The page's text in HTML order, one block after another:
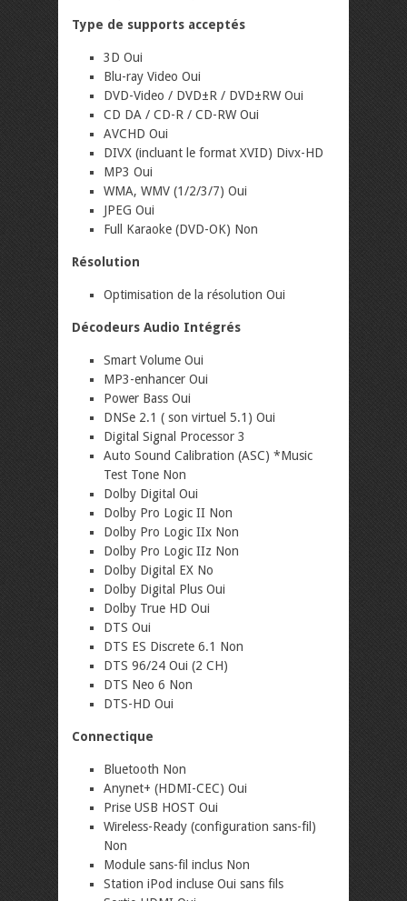
Type de supports acceptés
3D Oui
Blu-ray Video Oui
DVD-Video / DVD±R / DVD±RW Oui
CD DA / CD-R / CD-RW Oui
AVCHD Oui
DIVX (incluant le format XVID) Divx-HD
MP3 Oui
WMA, WMV (1/2/3/7) Oui
JPEG Oui
Full Karaoke (DVD-OK) Non
Résolution
Optimisation de la résolution Oui
Décodeurs Audio Intégrés
Smart Volume Oui
MP3-enhancer Oui
Power Bass Oui
DNSe 2.1 ( son virtuel 5.1) Oui
Digital Signal Processor 3
Auto Sound Calibration (ASC) *Music
Test Tone Non
Dolby Digital Oui
Dolby Pro Logic II Non
Dolby Pro Logic IIx Non
Dolby Pro Logic IIz Non
Dolby Digital EX No
Dolby Digital Plus Oui
Dolby True HD Oui
DTS Oui
DTS ES Discrete 6.1 Non
DTS 96/24 Oui (2 CH)
DTS Neo 6 Non
DTS-HD Oui
Connectique
Bluetooth Non
Anynet+ (HDMI-CEC) Oui
Prise USB HOST Oui
Wireless-Ready (configuration sans-fil)
Non
Module sans-fil inclus Non
Station iPod incluse Oui sans fils